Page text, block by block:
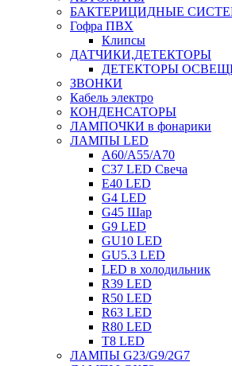
БАКТЕРИЦИДНЫЕ
Гофра ПВХ
Клипсы
ДАТЧИКИ,ДЕТЕКТОРЫ
ДЕТЕКТОРЫ
ЗВОНКИ
Кабель электро
КОНДЕНСАТОРЫ
ЛАМПОЧКИ в фонарики
ЛАМПЫ LED
A60/A55/A70
C37 LED Свеча
E40 LED
G4 LED
G45 Шар
G9 LED
GU10 LED
GU5.3 LED
LED в холодильник
R39 LED
R50 LED
R63 LED
R80 LED
T8 LED
ЛАМПЫ G23/G9/2G7